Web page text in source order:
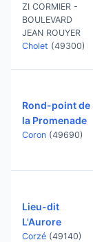
ZI CORMIER -
BOULEVARD
JEAN ROUYER
Cholet (49300)
Rond-point de
la Promenade
Coron (49690)
Lieu-dit
L'Aurore
Corzé (49140)